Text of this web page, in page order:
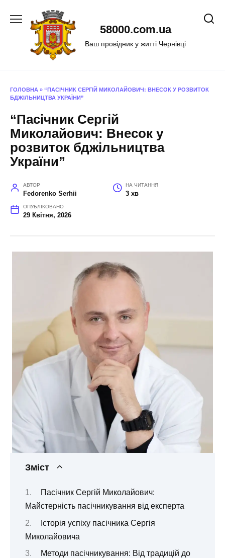
58000.com.ua
Ваш провідник у житті Чернівці
ГОЛОВНА » “ПАСІЧНИК СЕРГІЙ МИКОЛАЙОВИЧ: ВНЕСОК У РОЗВИТОК
БДЖІЛЬНИЦТВА УКРАЇНИ”
“Пасічник Сергій
Миколайович: Внесок у
розвиток бджільництва
України”
АВТОР
Fedorenko Serhii
НА ЧИТАННЯ
3 хв
ОПУБЛІКОВАНО
29 Квітня, 2026
Зміст
Пасічник Сергій Миколайович:
Майстерність пасічникування від експерта
Історія успіху пасічника Сергія
Миколайовича
Методи пасічникування: Від традицій до